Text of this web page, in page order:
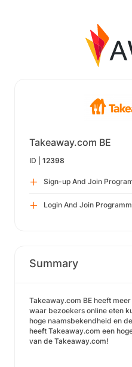
Takeaway.com BE
ID | 12398
Sign-up And Join
Login And Join
Summary
Takeaway.com BE heeft
waar bezoekers online eten
hoge naamsbekendheid en
heeft Takeaway.com een
van de Takeaway.com!